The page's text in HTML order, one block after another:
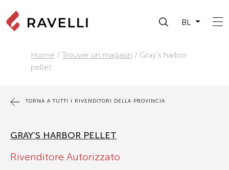
BL
Home / Trouver un magasin / Gray’s harbor
pellet
TORNA A TUTTI I RIVENDITORI DELLA PROVINCIA
GRAY’S HARBOR PELLET
Rivenditore Autorizzato